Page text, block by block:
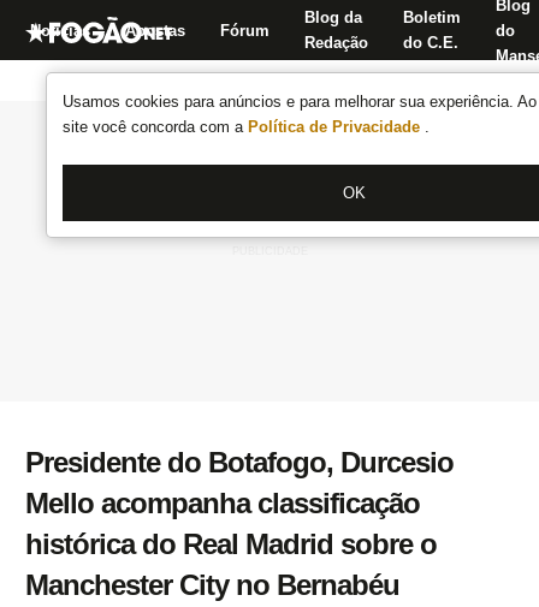
Usamos cookies para anúncios e para melhorar sua experiência.
site você concorda com a Política de Privacidade .
OK
Notícias Apostas Fórum
Blog da
Redação
Boletim
do C.E.
Blog
do
Presidente do Botafogo, Durcesio
Mello acompanha classificação
histórica do Real Madrid sobre o
Manchester City no Bernabéu